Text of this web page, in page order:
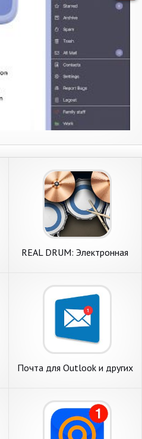
REAL DRUM: Электронная
Почта для Outlook и других